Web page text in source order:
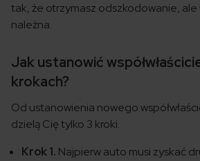
tak, że otrzymasz odszkodowanie, ale
należna.
Jak ustanowić
krokach?
Od ustanowienia nowego
dzielą Cię tylko 3 kroki.
Krok 1. Najpierw auto musi zyskać